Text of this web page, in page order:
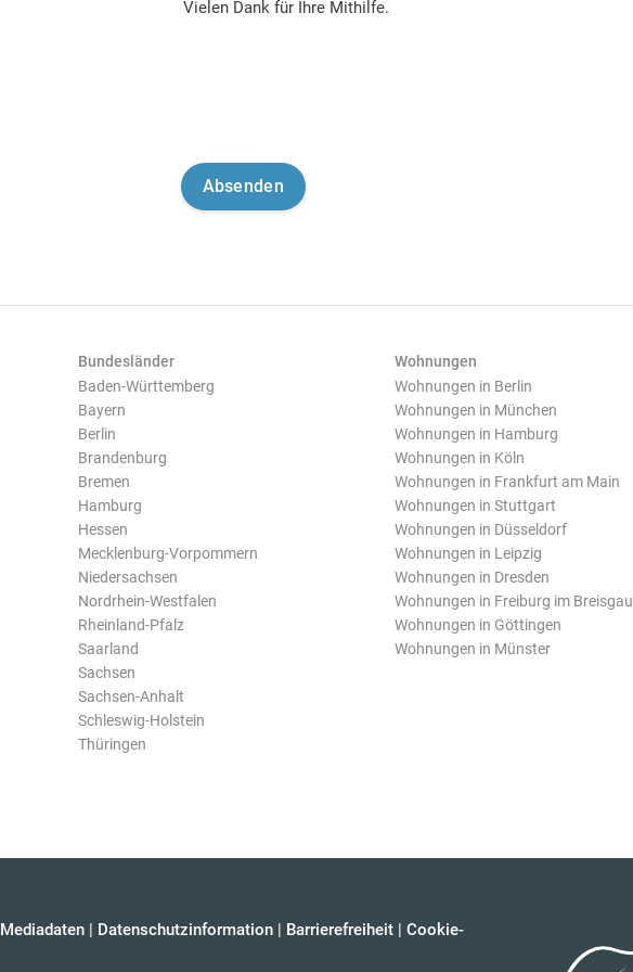
Vielen Dank für Ihre Mithilfe.
Bundesländer
Baden-Württemberg
Bayern
Berlin
Brandenburg
Bremen
Hamburg
Hessen
Mecklenburg-Vorpommern
Niedersachsen
Nordrhein-Westfalen
Rheinland-Pfalz
Saarland
Sachsen
Sachsen-Anhalt
Schleswig-Holstein
Thüringen
Wohnungen
Wohnungen in Berlin
Wohnungen in München
Wohnungen in Hamburg
Wohnungen in Köln
Wohnungen in Frankfurt am Main
Wohnungen in Stuttgart
Wohnungen in Düsseldorf
Wohnungen in Leipzig
Wohnungen in Dresden
Wohnungen in Freiburg im Breisgau
Wohnungen in Göttingen
Wohnungen in Münster
Mediadaten | Datenschutzinformation | Barrierefreiheit | Cookie-